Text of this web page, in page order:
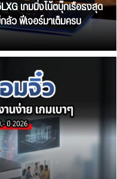
เกมมิ่งโน้ตบุ๊กเรือธงสุด
ว ฟีเจอร์มาเต็มครบ